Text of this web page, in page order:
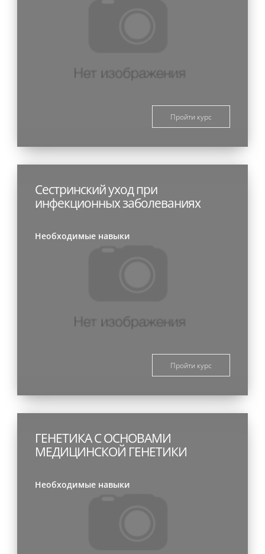
Пройти курс
Сестринский уход при
инфекционных заболеваниях
Необходимые навыки
Пройти курс
ГЕНЕТИКА С ОСНОВАМИ
МЕДИЦИНСКОЙ ГЕНЕТИКИ
Необходимые навыки